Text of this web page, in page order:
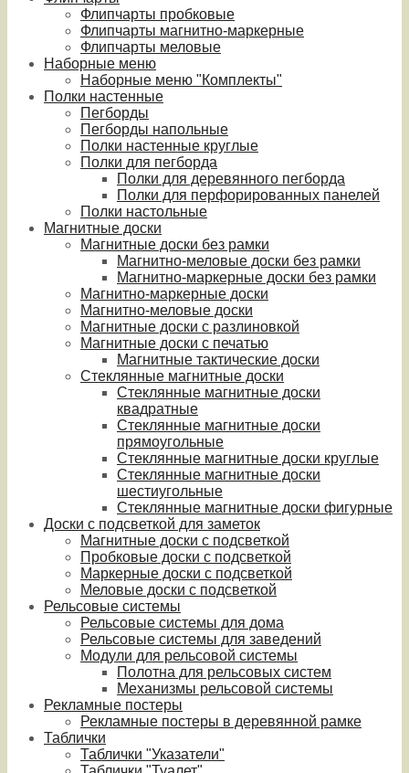
Флипчарты пробковые
Флипчарты магнитно-маркерные
Флипчарты меловые
Наборные меню
Наборные меню "Комплекты"
Полки настенные
Пегборды
Пегборды напольные
Полки настенные круглые
Полки для пегборда
Полки для деревянного пегборда
Полки для перфорированных панелей
Полки настольные
Магнитные доски
Магнитные доски без рамки
Магнитно-меловые доски без рамки
Магнитно-маркерные доски без рамки
Магнитно-маркерные доски
Магнитно-меловые доски
Магнитные доски с разлиновкой
Магнитные доски с печатью
Магнитные тактические доски
Стеклянные магнитные доски
Стеклянные магнитные доски
квадратные
Стеклянные магнитные доски
прямоугольные
Стеклянные магнитные доски круглые
Стеклянные магнитные доски
шестиугольные
Стеклянные магнитные доски фигурные
Доски с подсветкой для заметок
Магнитные доски с подсветкой
Пробковые доски с подсветкой
Маркерные доски с подсветкой
Меловые доски с подсветкой
Рельсовые системы
Рельсовые системы для дома
Рельсовые системы для заведений
Модули для рельсовой системы
Полотна для рельсовых систем
Механизмы рельсовой системы
Рекламные постеры
Рекламные постеры в деревянной рамке
Таблички
Таблички "Указатели"